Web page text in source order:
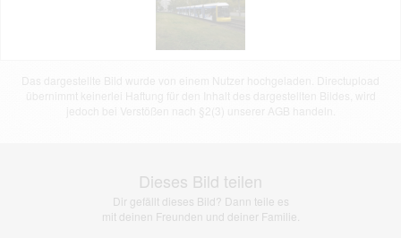
Dieses Bild teilen
Dir gefällt dieses Bild? Dann teile es
mit deinen Freunden und deiner Familie.